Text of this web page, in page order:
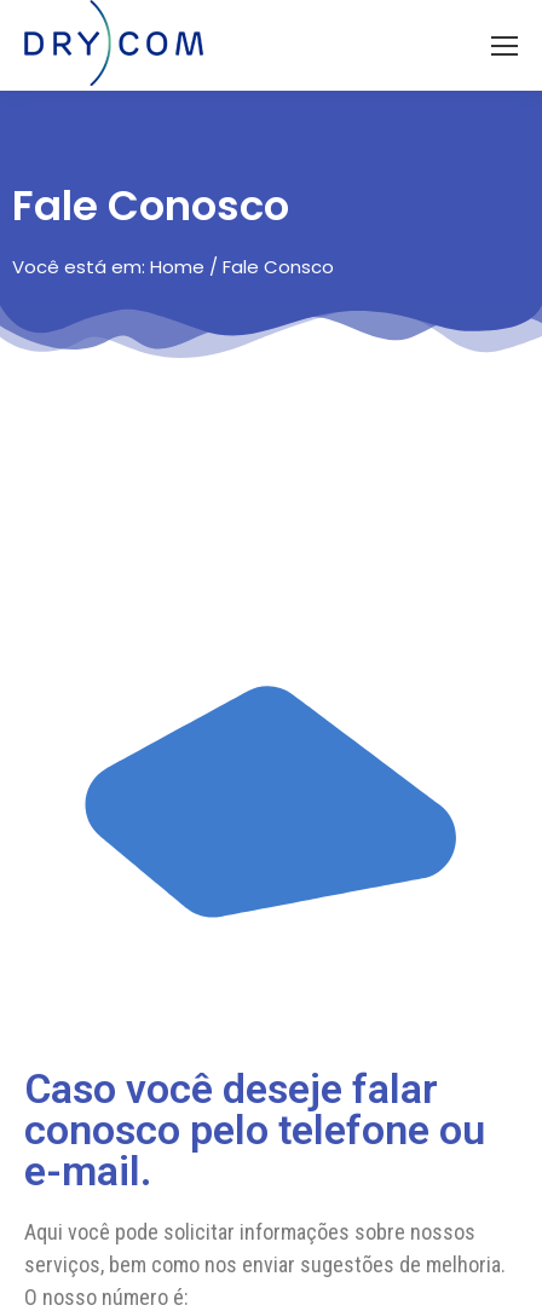
Fale Conosco
Você está em: Home / Fale Consco
Caso você deseje falar
conosco pelo telefone ou
e-mail.
Aqui você pode solicitar informações sobre nossos
serviços, bem como nos enviar sugestões de melhoria.
O nosso número é: